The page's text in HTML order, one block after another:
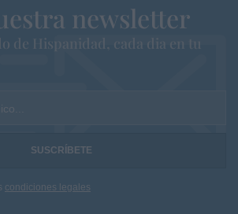
newsletter
de Hispanidad, cada dia en tu
condiciones legales